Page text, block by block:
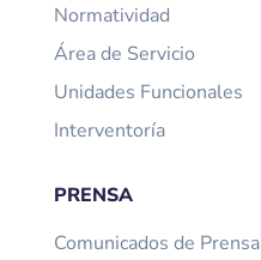
Normatividad
Área de Servicio
Unidades Funcionales
Interventoría
PRENSA
Comunicados de Prensa